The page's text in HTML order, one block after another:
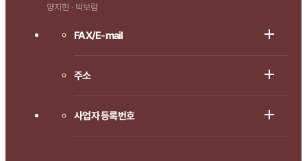
양지현 · 박보람
FAX/E-mail
주소
사업자 등록번호